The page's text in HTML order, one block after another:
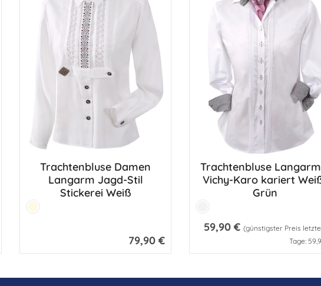
Trachtenbluse Damen
Langarm Jagd-Stil
Stickerei Weiß
Farbe:
Creme
Regulärer Preis:
79,90 €
Trachtenbluse
Vichy-Karo kariert Weiß-
Grün
Farbe:
Weiß
Regulärer Preis:
59,90 € (günstigster Preis
Tage: